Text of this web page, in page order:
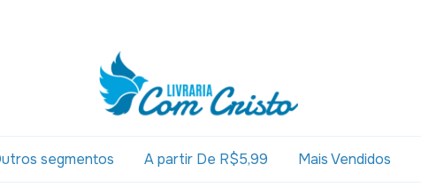
segmentos A partir De R$5,99 Mais Vendidos